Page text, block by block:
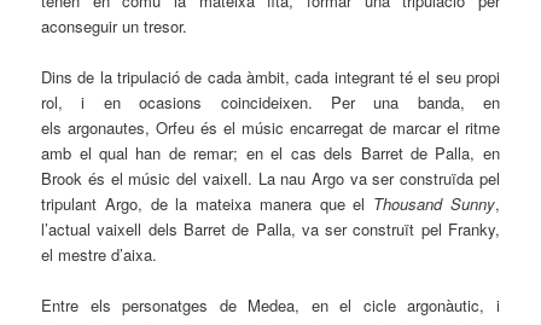
aconseguir un tresor.
Dins de la tripulació de cada àmbit, cada integrant té el seu propi
rol, i en ocasions coincideixen. Per una banda, en
els argonautes, Orfeu és el músic encarregat de marcar el ritme
amb el qual han de remar; en el cas dels Barret de Palla, en
Brook és el músic del vaixell. La nau Argo va ser construïda pel
tripulant Argo, de la mateixa manera que el Thousand Sunny,
l’actual vaixell dels Barret de Palla, va ser construït pel Franky,
el mestre d’aixa.
Entre els personatges de Medea, en el cicle argonàutic, i